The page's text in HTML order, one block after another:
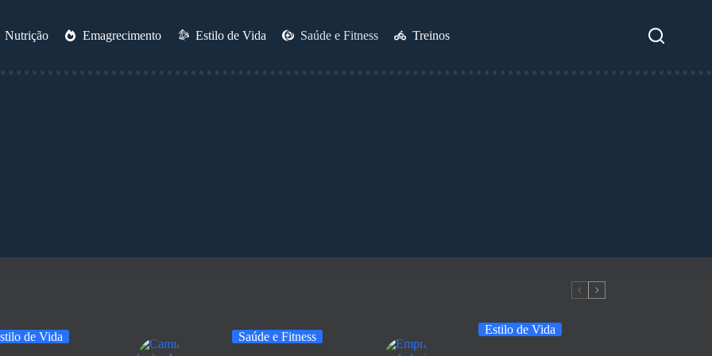
Nutrição Emagrecimento Estilo de Vida Saúde e Fitness Treinos
de Vida Saúde e Fitness
Estilo de Vida